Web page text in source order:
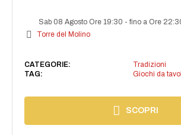
Sab 08 Agosto Ore 19:30 -fino a Ore
Torre del Molino
CATEGORIE:
Tradizioni
TAG:
Giochi da
SCOPRI